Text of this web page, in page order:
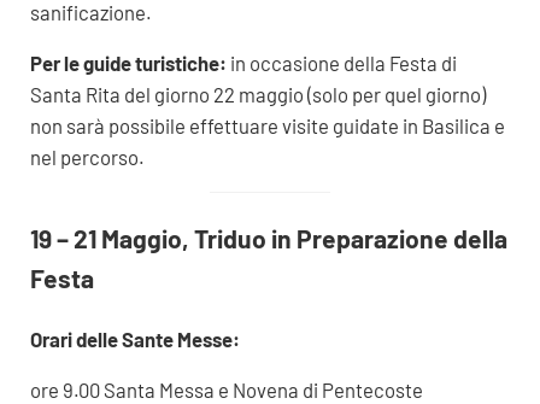
sanificazione.
Per le guide turistiche: in occasione della Festa di
Santa Rita del giorno 22 maggio (solo per quel giorno)
non sarà possibile effettuare visite guidate in Basilica e
nel percorso.
19 – 21 Maggio, Triduo in Preparazione della
Festa
Orari delle Sante Messe:
ore 9.00 Santa Messa e Novena di Pentecoste